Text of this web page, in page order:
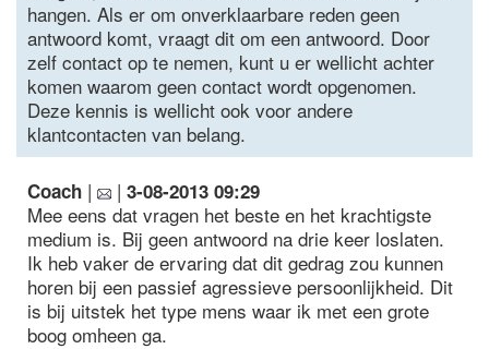
hangen. Als er om onverklaarbare reden geen
antwoord komt, vraagt dit om een antwoord. Door
zelf contact op te nemen, kunt u er wellicht achter
komen waarom geen contact wordt opgenomen.
Deze kennis is wellicht ook voor andere
klantcontacten van belang.
Coach | | 3-08-2013 09:29
Mee eens dat vragen het beste en het krachtigste
medium is. Bij geen antwoord na drie keer loslaten.
Ik heb vaker de ervaring dat dit gedrag zou kunnen
horen bij een passief agressieve persoonlijkheid. Dit
is bij uitstek het type mens waar ik met een grote
boog omheen ga.